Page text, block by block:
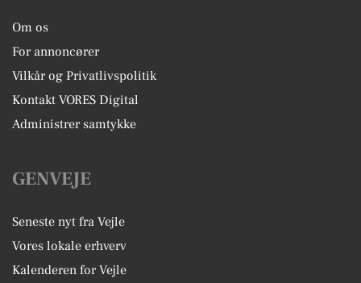
Om os
For annoncører
Vilkår og Privatlivspolitik
Kontakt VORES Digital
Administrer samtykke
GENVEJE
Seneste nyt fra Vejle
Vores lokale erhverv
Kalenderen for Vejle